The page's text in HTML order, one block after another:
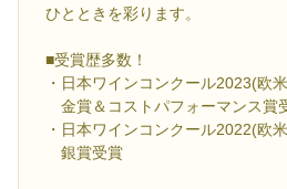
ひとときを彩ります。
■受賞歴多数！
・日本ワインコンクール2023(欧
金賞＆コストパフォーマンス賞
・日本ワインコンクール2022(欧
銀賞受賞